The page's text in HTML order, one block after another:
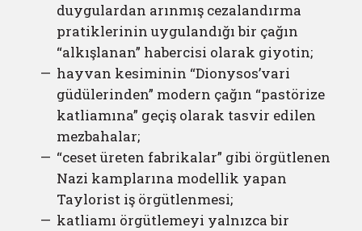
duygulardan arınmış cezalandırma
pratiklerinin uygulandığı bir çağın
“alkışlanan” habercisi olarak giyotin;
hayvan kesiminin “Dionysos’vari
güdülerinden” modern çağın “pastörize
katliamına” geçiş olarak tasvir edilen
mezbahalar;
“ceset üreten fabrikalar” gibi örgütlenen
Nazi kamplarına modellik yapan
Taylorist iş örgütlenmesi;
katliamı örgütlemeyi yalnızca bir